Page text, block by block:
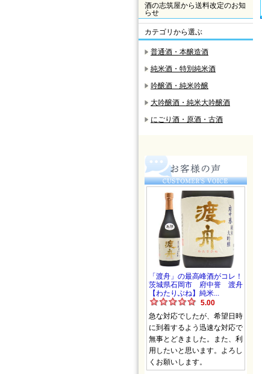
酒の志筑屋から送料改定のお知
らせ
カテゴリから選ぶ
普通酒・本醸造酒
純米酒・特別純米酒
吟醸酒・純米吟醸
大吟醸酒・純米大吟醸酒
にごり酒・原酒・古酒